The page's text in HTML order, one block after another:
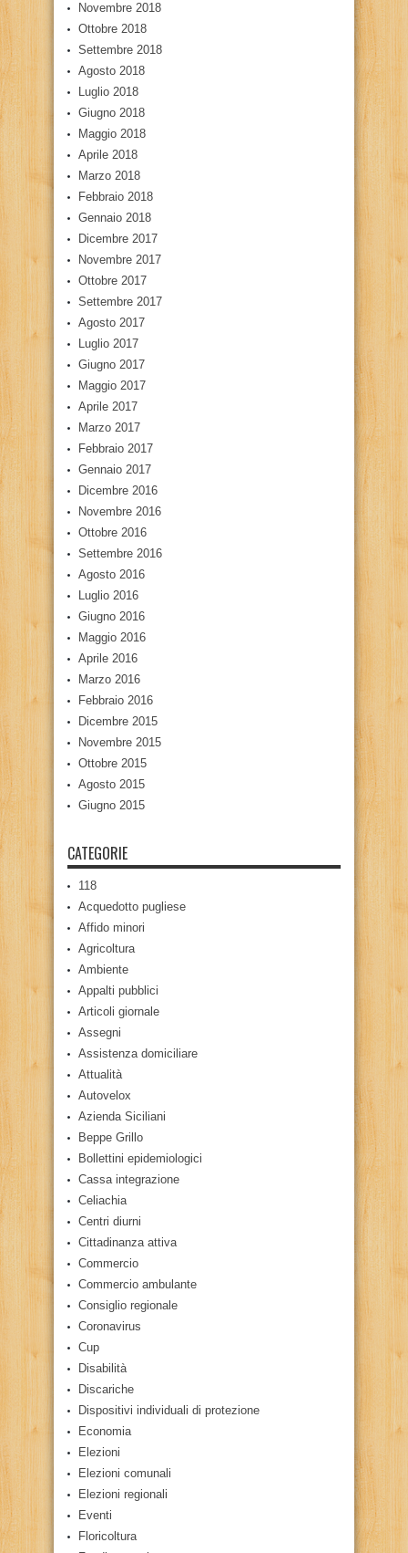
Novembre 2018
Ottobre 2018
Settembre 2018
Agosto 2018
Luglio 2018
Giugno 2018
Maggio 2018
Aprile 2018
Marzo 2018
Febbraio 2018
Gennaio 2018
Dicembre 2017
Novembre 2017
Ottobre 2017
Settembre 2017
Agosto 2017
Luglio 2017
Giugno 2017
Maggio 2017
Aprile 2017
Marzo 2017
Febbraio 2017
Gennaio 2017
Dicembre 2016
Novembre 2016
Ottobre 2016
Settembre 2016
Agosto 2016
Luglio 2016
Giugno 2016
Maggio 2016
Aprile 2016
Marzo 2016
Febbraio 2016
Dicembre 2015
Novembre 2015
Ottobre 2015
Agosto 2015
Giugno 2015
CATEGORIE
118
Acquedotto pugliese
Affido minori
Agricoltura
Ambiente
Appalti pubblici
Articoli giornale
Assegni
Assistenza domiciliare
Attualità
Autovelox
Azienda Siciliani
Beppe Grillo
Bollettini epidemiologici
Cassa integrazione
Celiachia
Centri diurni
Cittadinanza attiva
Commercio
Commercio ambulante
Consiglio regionale
Coronavirus
Cup
Disabilità
Discariche
Dispositivi individuali di protezione
Economia
Elezioni
Elezioni comunali
Elezioni regionali
Eventi
Floricoltura